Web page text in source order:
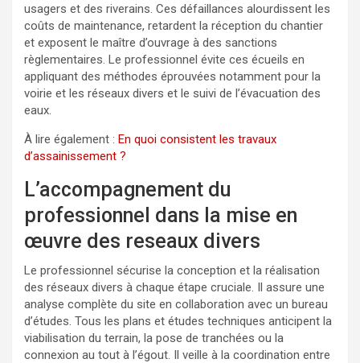
usagers et des riverains. Ces défaillances alourdissent les
coûts de maintenance, retardent la réception du chantier
et exposent le maître d’ouvrage à des sanctions
règlementaires. Le professionnel évite ces écueils en
appliquant des méthodes éprouvées notamment pour la
voirie et les réseaux divers et le suivi de l’évacuation des
eaux.
À lire également : En quoi consistent les travaux
d’assainissement ?
L’accompagnement du
professionnel dans la mise en
œuvre des reseaux divers
Le professionnel sécurise la conception et la réalisation
des réseaux divers à chaque étape cruciale. Il assure une
analyse complète du site en collaboration avec un bureau
d’études. Tous les plans et études techniques anticipent la
viabilisation du terrain, la pose de tranchées ou la
connexion au tout à l’égout. Il veille à la coordination entre